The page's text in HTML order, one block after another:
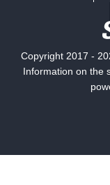
ミステリー
Copyright 2017 -
Information on the